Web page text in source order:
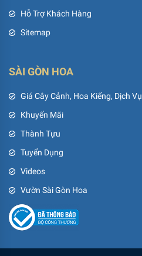
Hỗ Trợ Khách Hàng
Sitemap
SÀI GÒN HOA
Giá Cây Cảnh, Hoa Kiểng, Dịch Vụ
Khuyến Mãi
Thành Tựu
Tuyển Dụng
Videos
Vườn Sài Gòn Hoa